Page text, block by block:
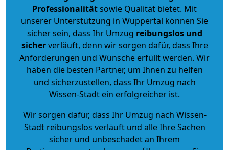
Professionalitätsowie Qualität bietet. Mit
unserer Unterstützung in Wuppertal können Sie
sicher sein, dass Ihr Umzug reibungslos und
sicherverläuft, denn wir sorgen dafür, dass Ihre
Anforderungen und Wünsche erfüllt werden. Wir
haben die besten Partner, um Ihnen zu helfen
und sicherzustellen, dass Ihr Umzug nach
Wissen-Stadt ein erfolgreicher ist.
Wir sorgen dafür, dass Ihr Umzug nach Wissen-
Stadt reibungslos verläuft und alle Ihre Sachen
sicher und unbeschadet an Ihrem